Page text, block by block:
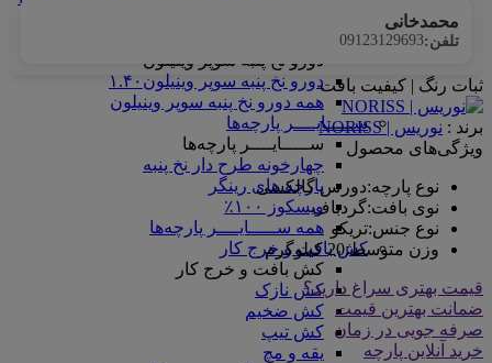
دورو نخ پنبه سوپر وینیلون
دورو نخ پنبه سوپر وینیلون
دورو نخ پنبه سوپر وینیلون۱.۴۰
همه دورو نخ پنبه سوپر وینیلون
ســـــایــــر پارچه‌ها
ســـــایــــر پارچه‌ها
چهارخونه طرح دار نخ پنبه
پارچه های رینگر
ویسکوز ۱۰۰٪
همه ســـــایــــر پارچه‌ها
کش بافت و خرج کار
کش بافت و خرج کار
کش نازک
کش ضخیم
کش تیپ
یقه و مچ
محمدخانی
تلفن:09123129693
ثبات رنگ | کیفیت بافت
برند : نوریس | NORISS
ویژگی‌های محصول
نوع پارچه:دورس گالکسی
نوی بافت:گردباف
نوع جنس:تریکو
وزن متوسط:20 کیلوگرم
قیمت بهتری سراغ دارید؟
ضمانت بهترین قیمت
صرفه جویی در زمان
خرید آنلاین پارچه